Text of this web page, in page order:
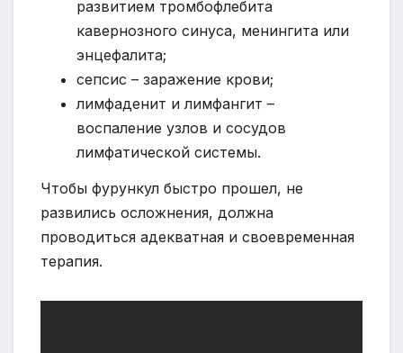
развитием тромбофлебита
кавернозного синуса, менингита или
энцефалита;
сепсис – заражение крови;
лимфаденит и лимфангит –
воспаление узлов и сосудов
лимфатической системы.
Чтобы фурункул быстро прошел, не
развились осложнения, должна
проводиться адекватная и своевременная
терапия.